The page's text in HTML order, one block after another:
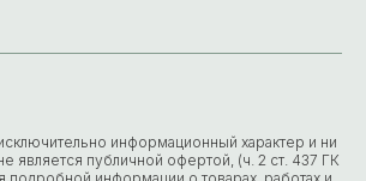
информационный характер и ни
является публичной офертой, (ч. 2 ст. 437 ГК